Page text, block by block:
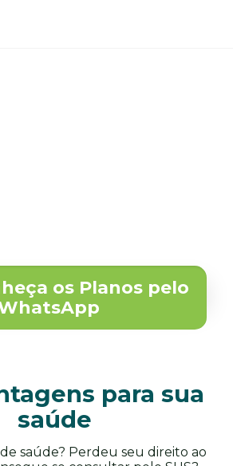
os Planos pelo
para sua
saúde
saúde? Perdeu seu direito ao